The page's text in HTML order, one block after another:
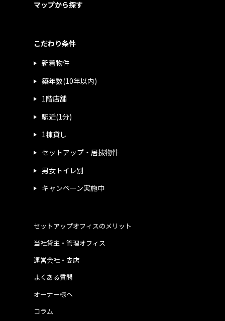
マップから探す
こだわり条件
新着物件
築年数(10年以内)
1階店舗
駅近(1分)
1棟貸し
セットアップ・居抜物件
男女トイレ別
キャンペーン実施中
運営会社・支店
よくある質問
当社貸主・管理オフィス
オーナー様へ
コラム
セットアップオフィスのメリット